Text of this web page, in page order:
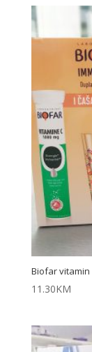
Biofar vitamin
11.30KM